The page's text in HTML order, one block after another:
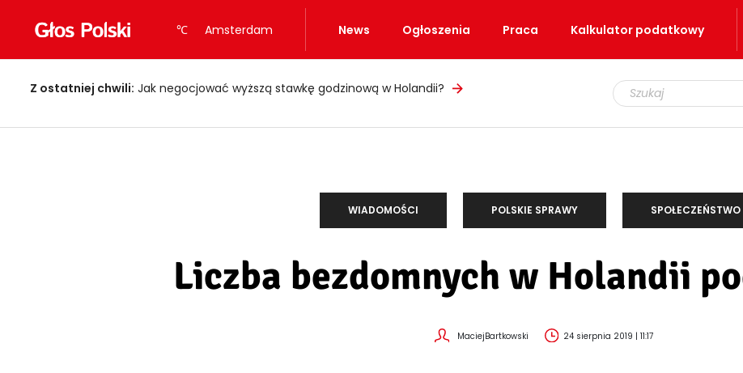
℃ Amsterdam News Ogłoszenia Praca Kalkulator podatkowy
Z ostatniej chwili: Jak negocjować wyższą stawkę godzinową w Holandii?
WIADOMOŚCI POLSKIE SPRAWY SPOŁECZEŃSTWO
Liczba bezdomnych w Holandii
MaciejBartkowski 24 sierpnia 2019 | 11:17